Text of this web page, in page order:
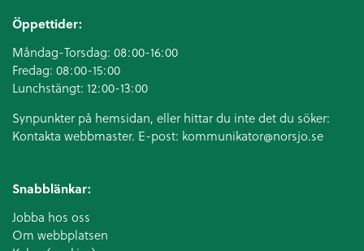
Öppettider:
Måndag-Torsdag: 08:00-16:00
Fredag: 08:00-15:00
Lunchstängt: 12:00-13:00
Synpunkter på hemsidan, eller hittar du inte det du söker:
Kontakta webbmaster. E-post: kommunikator@norsjo.se
Snabblänkar:
Jobba hos oss
Om webbplatsen